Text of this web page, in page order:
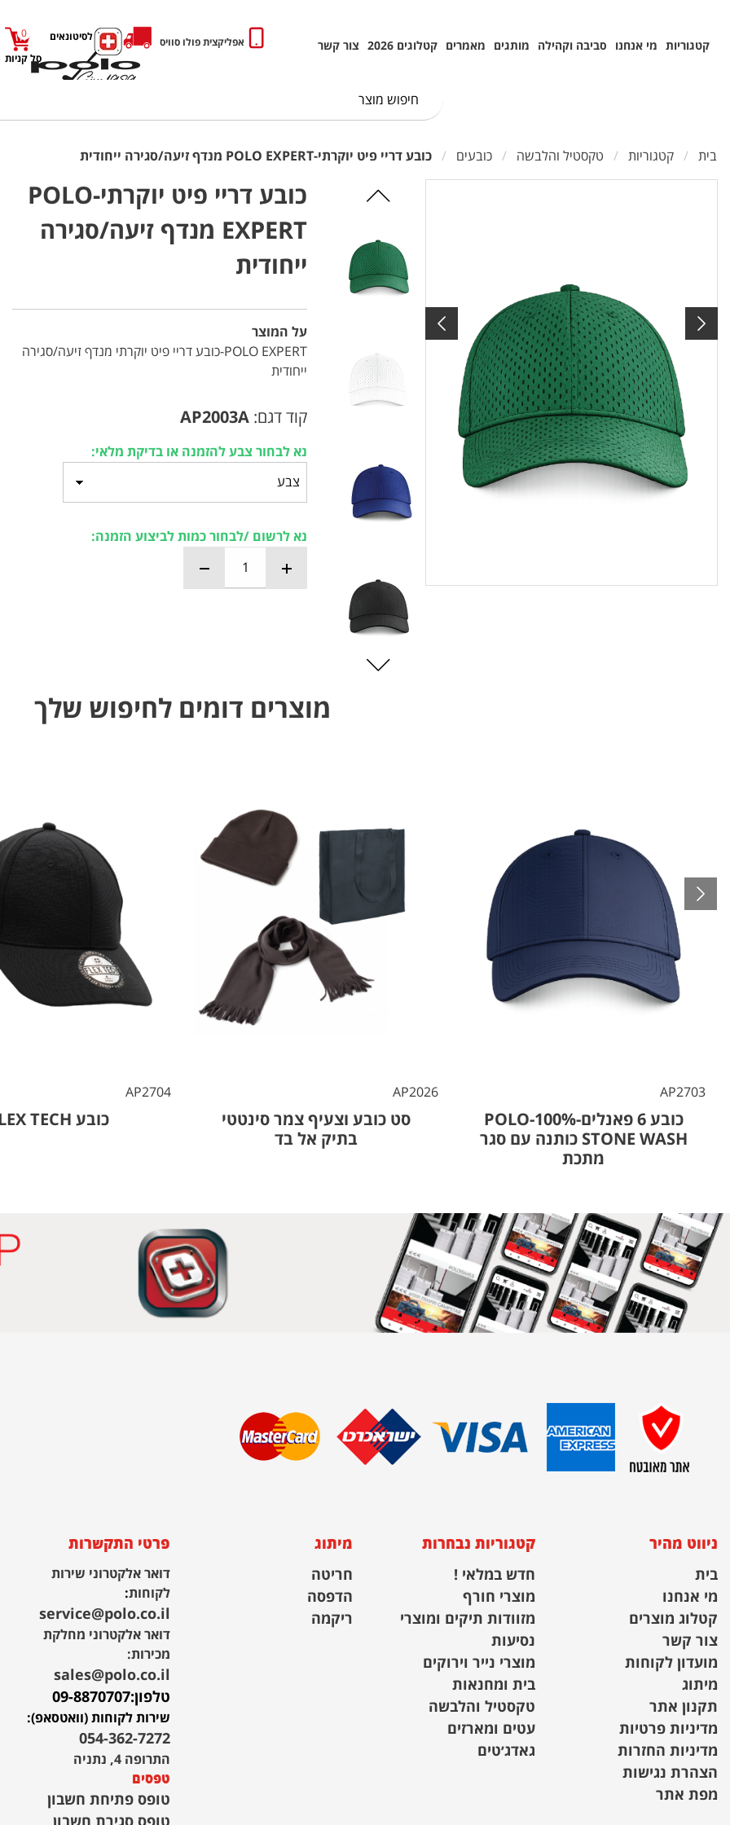
קטגוריות מי אנחנו סביבה וקהילה מותגים מאמרים קטלוגים 2026 צור קשר אפליקצית פולו סוויס
כניסה לסיטונאים
סל קניות
0
בית קטגוריות טקסטיל והלבשה כובעים כובע דריי פיט יוקרתי-POLO EXPERT מנדף זיעה/סגירה ייחודית
כובע דריי פיט יוקרתי-POLO
EXPERT מנדף זיעה/סגירה
ייחודית
על המוצר
POLO EXPERT-כובע דריי פיט יוקרתי מנדף זיעה/סגירה
ייחודית
קוד דגם: AP2003A
נא לבחור צבע להזמנה או בדיקת מלאי:
נא לרשום /לבחור כמות לביצוע הזמנה:
מוצרים דומים לחיפוש שלך
AP2703
כובע 6 פאנלים-100%-POLO
STONE WASH כותנה עם סגר
מתכת
AP2026
סט כובע וצעיף צמר סינטטי
בתיק אל בד
AP2704
כובע FLEX TECH
ניווט מהיר
בית
מי אנחנו
קטלוג מוצרים
צור קשר
מועדון לקוחות
מיתוג
תקנון אתר
מדיניות פרטיות
מדיניות החזרות
הצהרת נגישות
מפת אתר
קטגוריות נבחרות
חדש במלאי !
מוצרי חורף
מזוודות תיקים ומוצרי
נסיעות
מוצרי נייר וירוקים
בית ומחנאות
טקסטיל והלבשה
עטים ומארזים
גאדג׳טים
מיתוג
חריטה
הדפסה
ריקמה
פרטי התקשרות
דואר אלקטרוני שירות
לקוחות:
service@polo.co.il
דואר אלקטרוני מחלקת
מכירות:
sales@polo.co.il
טלפון:09-8870707
שירות לקוחות (וואטסאפ):
054-362-7272
התרופה 4, נתניה
טפסים
טופס פתיחת חשבון